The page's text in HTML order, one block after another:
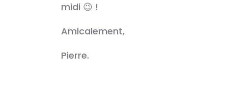
midi 😉 !
Amicalement,
Pierre.